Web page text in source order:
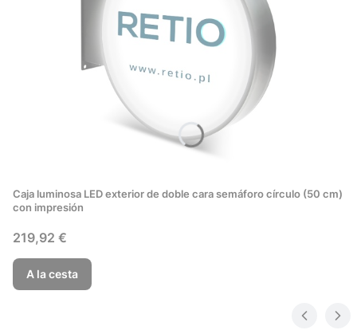
Caja luminosa LED exterior de doble cara semáforo círculo (50 cm)
con impresión
Precio
219,92 €
A la cesta